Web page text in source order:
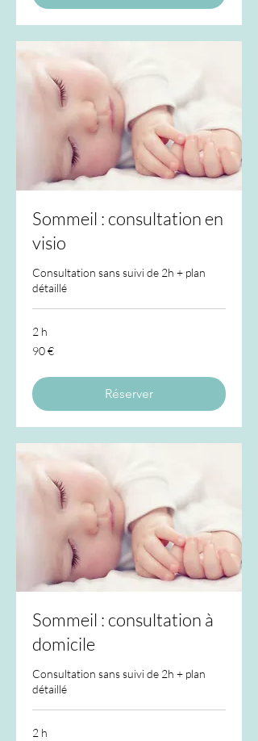
Sommeil : consultation en
visio
Consultation sans suivi de 2h + plan
détaillé
2 h
90
euros
90 €
Réserver
Sommeil : consultation à
domicile
Consultation sans suivi de 2h + plan
détaillé
2 h